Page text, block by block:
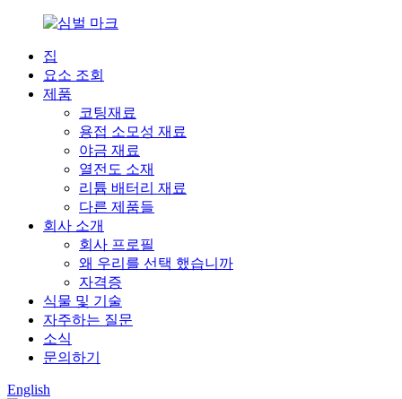
집
요소 조회
제품
코팅재료
용접 소모성 재료
야금 재료
열전도 소재
리튬 배터리 재료
다른 제품들
회사 소개
회사 프로필
왜 우리를 선택 했습니까
자격증
식물 및 기술
자주하는 질문
소식
문의하기
English